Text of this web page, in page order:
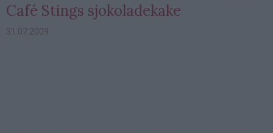
Café Stings sjokoladekake
31.07.2009